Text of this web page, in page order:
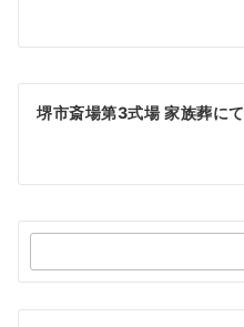
ナ
ビ
ゲ
シ
ョ
ン
堺市斎場第3式場 家族葬にて
索：